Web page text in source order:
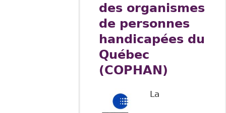
des organismes
de personnes
handicapées du
Québec
(COPHAN)
La